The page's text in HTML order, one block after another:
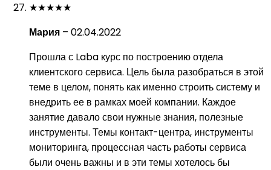
★★★★★
Мария – 02.04.2022
Прошла с Laba курс по построению отдела
клиентского сервиса. Цель была разобраться в этой
теме в целом, понять как именно строить систему и
внедрить ее в рамках моей компании. Каждое
занятие давало свои нужные знания, полезные
инструменты. Темы контакт-центра, инструменты
мониторинга, процессная часть работы сервиса
были очень важны и в эти темы хотелось бы